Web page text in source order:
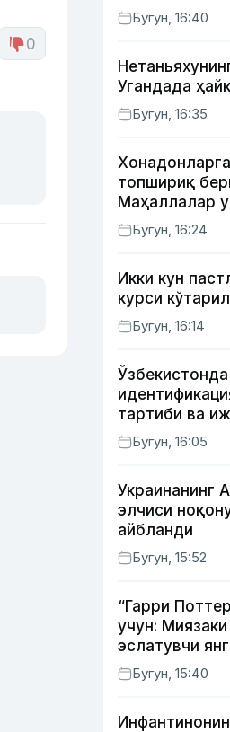
0
ўтказиб
Бугун, 16:40
Угандада
Бугун, 16:35
топшириқ
Маҳаллалар
уй юрган
Бугун, 16:24
Икки кун
курси
Бугун, 16:14
тартиби ва
хабарларга
Бугун, 16:05
Украинанинг
элчиси
айбланди
Бугун, 15:52
“Гарри
учун:
эслатувчи
қозонмоқда
Бугун, 15:40